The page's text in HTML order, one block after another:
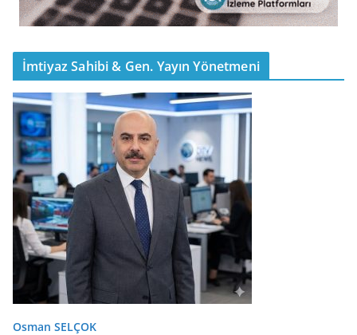
İmtiyaz Sahibi & Gen. Yayın Yönetmeni
Osman SELÇOK